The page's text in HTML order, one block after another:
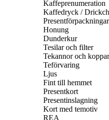
Kaffeprenumeration
Kaffedryck /
Presentförpackningar
Honung
Dunderkur
Tesilar och filter
Tekannor och koppar
Teförvaring
Ljus
Fint till hemmet
Presentkort
Presentinslagning
Kort med temotiv
REA